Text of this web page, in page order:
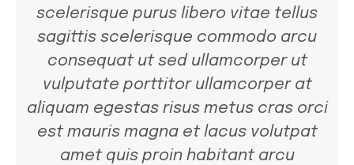
scelerisque purus libero vitae tellus
sagittis scelerisque commodo arcu
consequat ut sed ullamcorper ut
vulputate porttitor ullamcorper at
aliquam egestas risus metus cras orci
est mauris magna et lacus volutpat
amet quis proin habitant arcu